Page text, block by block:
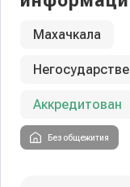
Махачкала
Аккредитован
Без общежития